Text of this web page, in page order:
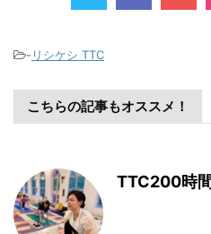
- リシケシ TTC
こちらの記事もオススメ！
TTC200時